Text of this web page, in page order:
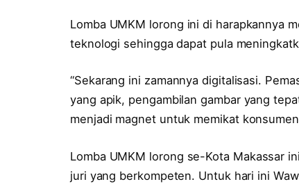
Lomba UMKM lorong ini di harapkannya
teknologi sehingga dapat pula
“Sekarang ini zamannya digitalisasi.
yang apik, pengambilan gambar yang
menjadi magnet untuk memikat
Lomba UMKM lorong se-Kota Makassar
juri yang berkompeten. Untuk hari ini